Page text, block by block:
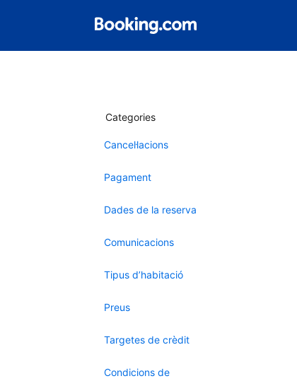
Categories
Cancel·lacions
Pagament
Dades de la reserva
Comunicacions
Tipus d’habitació
Preus
Targetes de crèdit
Condicions de